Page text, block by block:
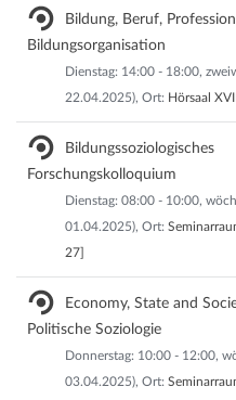
Bildung, Beruf,
Bildungsorganisation
Dienstag: 14:00 - 18:00,
22.04.2025), Ort: Hörsaal
Bildungssoziologisches
Forschungskolloquium
Dienstag: 08:00 - 10:00,
01.04.2025), Ort:
27]
Economy, State and
Politische Soziologie
Donnerstag: 10:00 - 12:00,
03.04.2025), Ort: